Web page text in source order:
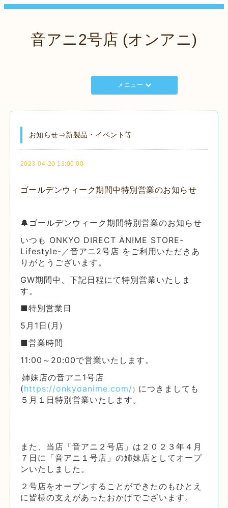
音アニ2号店 (オンアニ)
メニュー
お知らせ⇒新製品・イベント等
2023-04-20 13:00:00
ゴールデンウィーク期間中特別営業のお知らせ
🔔ゴールデンウィーク期間特別営業のお知らせ
いつも ONKYO DIRECT ANIME STORE-
Lifestyle-／音アニ2号店 をご利用いただきあ
りがとうございます。
GW期間中、下記日程にて特別営業いたしま
す。
■特別営業日
5月1日(月)
■営業時間
11:00～20:00で営業いたします。
姉妹店の音アニ1号店
(https://onkyoanime.com/ ） につきましても
５月１日特別営業いたします。
また、当店「音アニ２号店」は２０２３年４月
７日に「音アニ１号店」の姉妹店としてオープ
ンいたしました。
２号店をオープンすることができたのもひとえ
に皆様の支えがあったおかげでございます。